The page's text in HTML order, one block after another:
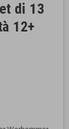
di 13
12+